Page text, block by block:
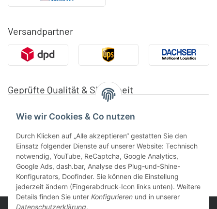
Wie wir Cookies & Co nutzen
Durch Klicken auf „Alle akzeptieren“ gestatten Sie den
Einsatz folgender Dienste auf unserer Website: Technisch
notwendig, YouTube, ReCaptcha, Google Analytics,
Google Ads, dash.bar, Analyse des Plug-und-Shine-
Konfigurators, Doofinder. Sie können die Einstellung
jederzeit ändern (Fingerabdruck-Icon links unten). Weitere
Details finden Sie unter Konfigurieren und in unserer
Datenschutzerklärung.
Versandpartner
Geprüfte Qualität & Sicherheit